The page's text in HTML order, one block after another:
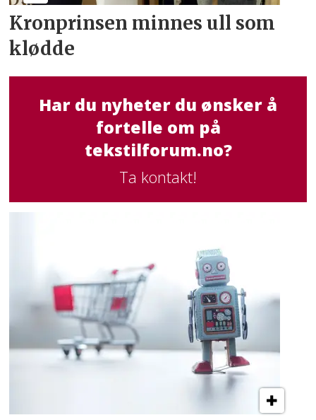
Kronprinsen minnes ull som
klødde
Har du nyheter du ønsker å
fortelle om på
tekstilforum.no?
Ta kontakt!